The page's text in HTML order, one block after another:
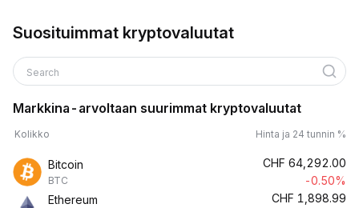
Suosituimmat kryptovaluutat
Search
Markkina-arvoltaan suurimmat kryptovaluutat
Kolikko Hinta ja 24 tunnin %
Bitcoin
BTC
CHF 64,292.00
-0.50%
Ethereum
CHF 1,898.99